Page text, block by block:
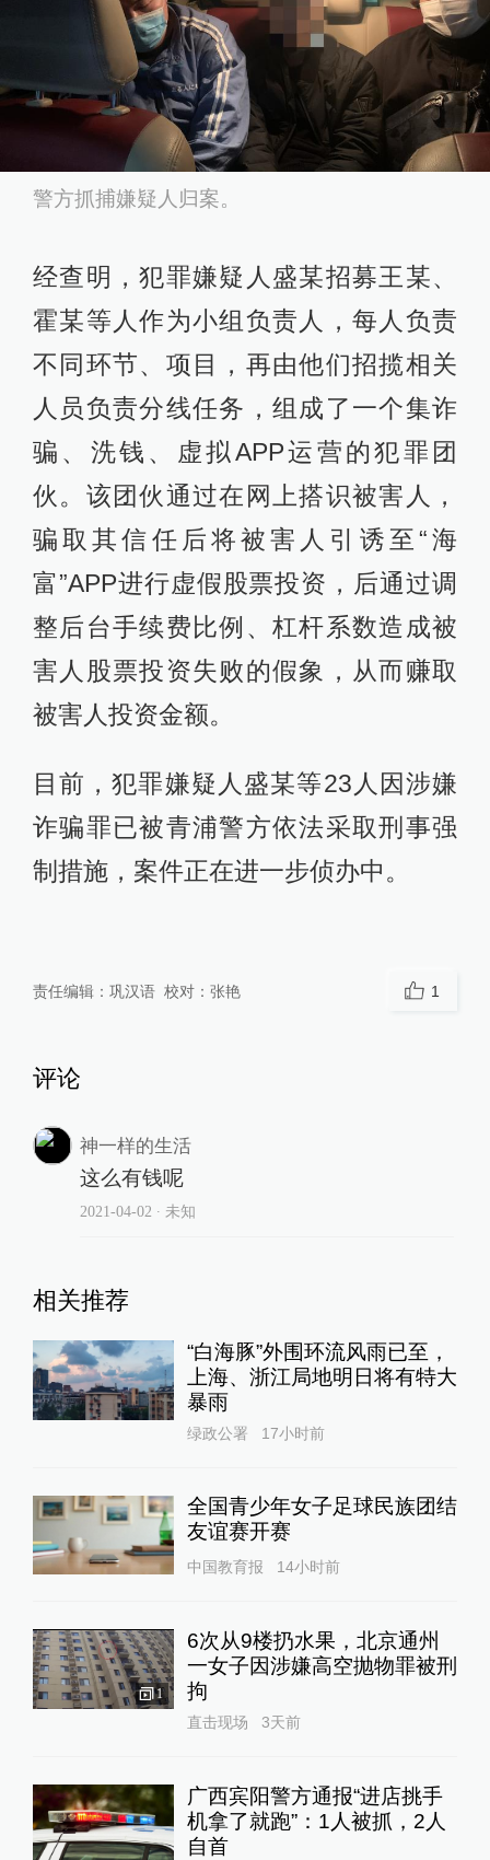
警方抓捕嫌疑人归案。
经查明，犯罪嫌疑人盛某招募王某、
霍某等人作为小组负责人，每人负责
不同环节、项目，再由他们招揽相关
人员负责分线任务，组成了一个集诈
骗、洗钱、虚拟APP运营的犯罪团
伙。该团伙通过在网上搭识被害人，
骗取其信任后将被害人引诱至“海
富”APP进行虚假股票投资，后通过调
整后台手续费比例、杠杆系数造成被
害人股票投资失败的假象，从而赚取
被害人投资金额。
目前，犯罪嫌疑人盛某等23人因涉嫌
诈骗罪已被青浦警方依法采取刑事强
制措施，案件正在进一步侦办中。
责任编辑： 巩汉语 校对： 张艳 1
评论
神一样的生活
这么有钱呢
2021-04-02 ∙ 未知
相关推荐
“白海豚”外围环流风雨已至，
上海、浙江局地明日将有特大
暴雨
绿政公署 17小时前
全国青少年女子足球民族团结
友谊赛开赛
中国教育报 14小时前
1
6次从9楼扔水果，北京通州
一女子因涉嫌高空抛物罪被刑
拘
直击现场 3天前
广西宾阳警方通报“进店挑手
机拿了就跑”：1人被抓，2人
自首